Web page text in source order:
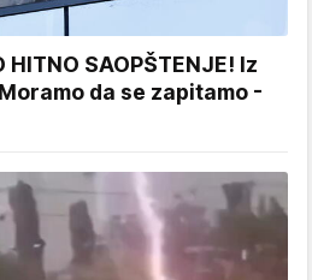
HITNO SAOPŠTENJE! Iz
da se zapitamo -